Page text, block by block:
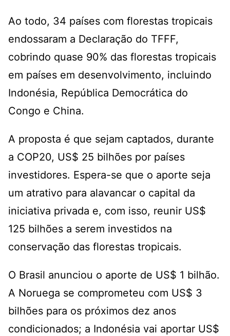
Ao todo, 34 países com florestas tropicais
endossaram a Declaração do TFFF,
cobrindo quase 90% das florestas tropicais
em países em desenvolvimento, incluindo
Indonésia, República Democrática do
Congo e China.
A proposta é que sejam captados, durante
a COP20, US$ 25 bilhões por países
investidores. Espera-se que o aporte seja
um atrativo para alavancar o capital da
iniciativa privada e, com isso, reunir US$
125 bilhões a serem investidos na
conservação das florestas tropicais.
O Brasil anunciou o aporte de US$ 1 bilhão.
A Noruega se comprometeu com US$ 3
bilhões para os próximos dez anos
condicionados; a Indonésia vai aportar US$